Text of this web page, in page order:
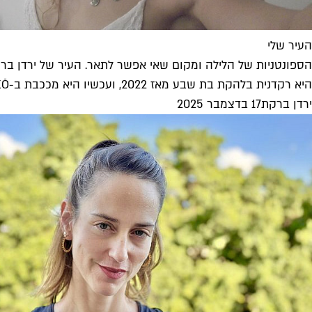
העיר שלי
הספונטניות של הלילה ומקום שאי אפשר לתאר. העיר של ירדן
היא רקדנית בלהקת בת שבע מאז 2022, ועכשיו היא מככבת ב-ZŌ, יצירתו החדשה של אוהד נהרין שעלתה זה עתה ותוכלו לראות...
ירדן ברקת17 בדצמבר 2025